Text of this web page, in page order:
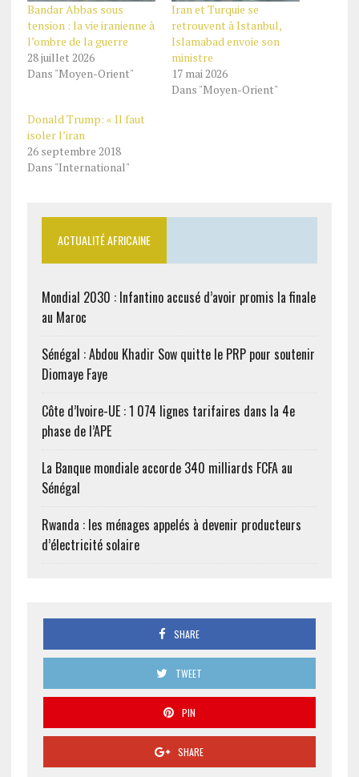
Bandar Abbas sous
tension : la vie iranienne à
l’ombre de la guerre
28 juillet 2026
Dans "Moyen-Orient"
Iran et Turquie se
retrouvent à Istanbul,
Islamabad envoie son
ministre
17 mai 2026
Dans "Moyen-Orient"
Donald Trump: « Il faut
isoler l’iran
26 septembre 2018
Dans "International"
ACTUALITÉ AFRICAINE
Mondial 2030 : Infantino accusé d’avoir promis la finale
au Maroc
Sénégal : Abdou Khadir Sow quitte le PRP pour soutenir
Diomaye Faye
Côte d’Ivoire-UE : 1 074 lignes tarifaires dans la 4e
phase de l’APE
La Banque mondiale accorde 340 milliards FCFA au
Sénégal
Rwanda : les ménages appelés à devenir producteurs
d’électricité solaire
SHARE
TWEET
PIN
SHARE